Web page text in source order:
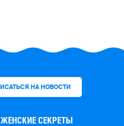
ЖЕНСКИЕ СЕКРЕТЫ